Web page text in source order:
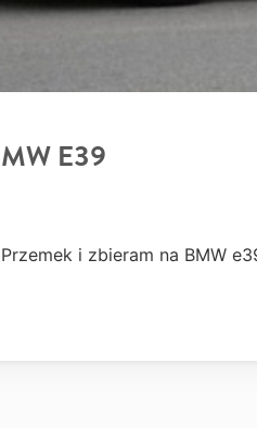
E39
i zbieram na BMW